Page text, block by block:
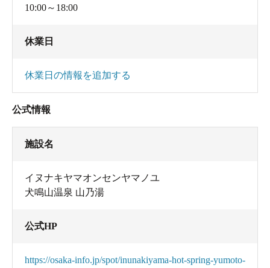
10:00～18:00
休業日
休業日の情報を追加する
公式情報
施設名
イヌナキヤマオンセンヤマノユ
犬鳴山温泉 山乃湯
公式HP
https://osaka-info.jp/spot/inunakiyama-hot-spring-yumoto-